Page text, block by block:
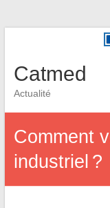
Catmed
Actualité
Comment
industriel ?